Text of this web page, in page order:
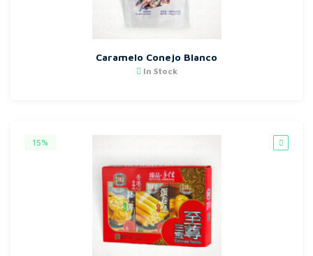
Caramelo Conejo Blanco
In Stock
15%